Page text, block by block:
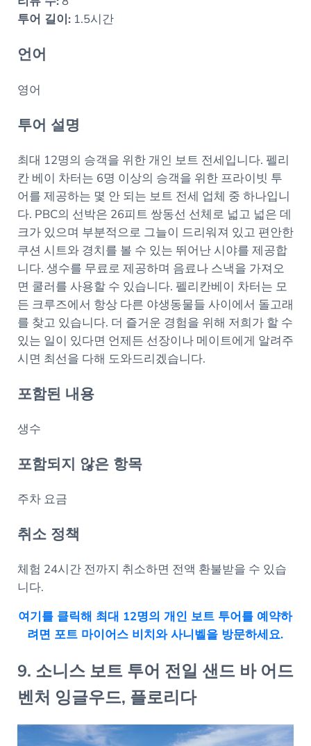
투어 길이:1.5시간
언어
영어
투어 설명
최대 12명의 승객을 위한 개인 보트 전세입니다. 펠리
칸 베이 차터는 6명 이상의 승객을 위한 프라이빗 투
어를 제공하는 몇 안 되는 보트 전세 업체 중 하나입니
다. PBC의 선박은 26피트 쌍동선 선체로 넓고 넓은 데
크가 있으며 부분적으로 그늘이 드리워져 있고 편안한
쿠션 시트와 경치를 볼 수 있는 뛰어난 시야를 제공합
니다. 생수를 무료로 제공하며 음료나 스낵을 가져오
면 쿨러를 사용할 수 있습니다. 펠리칸베이 차터는 모
든 크루즈에서 항상 다른 야생동물들 사이에서 돌고래
를 찾고 있습니다. 더 즐거운 경험을 위해 저희가 할 수
있는 일이 있다면 언제든 선장이나 메이트에게 알려주
시면 최선을 다해 도와드리겠습니다.
포함된 내용
생수
포함되지 않은 항목
주차 요금
취소 정책
체험 24시간 전까지 취소하면 전액 환불받을 수 있습
니다.
여기를 클릭해 최대 12명의 개인 보트 투어를 예약하
려면 포트 마이어스 비치와 사니벨을 방문하세요.
9. 소니스 보트 투어 전일 샌드 바 어드
벤처 잉글우드, 플로리다